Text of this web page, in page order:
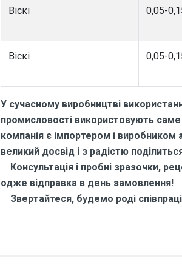
Віскі 0,05-
Віскі 0,05-
У сучасному виробництві
промисловості використовують саме
компанія є імпортером і виробником
великий досвід і з радістю
Консультація і пробні зразочки,
одже відправка в день замовлення!
Звертайтеся, будемо роді